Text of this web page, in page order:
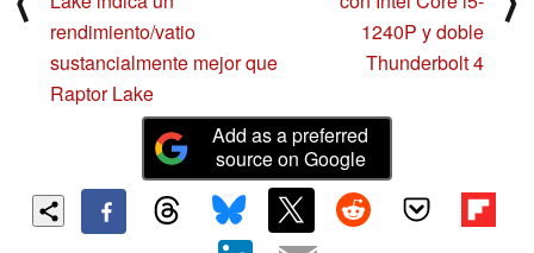
rendimiento/vatio
sustancialmente mejor que
Raptor Lake
1240P y doble
Thunderbolt 4
Add as a preferred
source on Google